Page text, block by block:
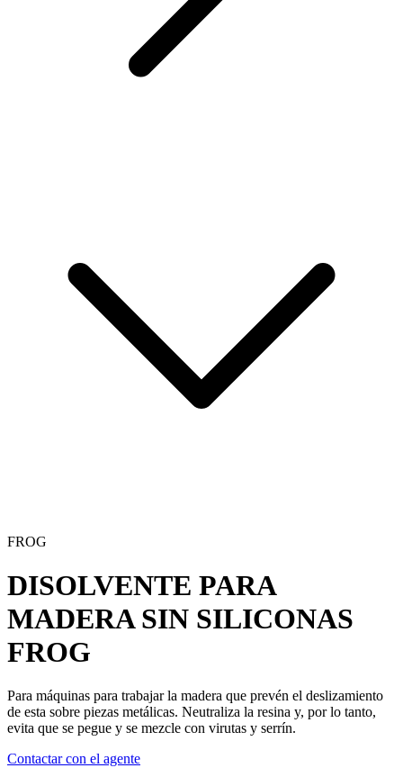
FROG
DISOLVENTE PARA
MADERA SIN SILICONAS
FROG
Para máquinas para trabajar la madera que prevén el deslizamiento
de esta sobre piezas metálicas. Neutraliza la resina y, por lo tanto,
evita que se pegue y se mezcle con virutas y serrín.
Contactar con el agente